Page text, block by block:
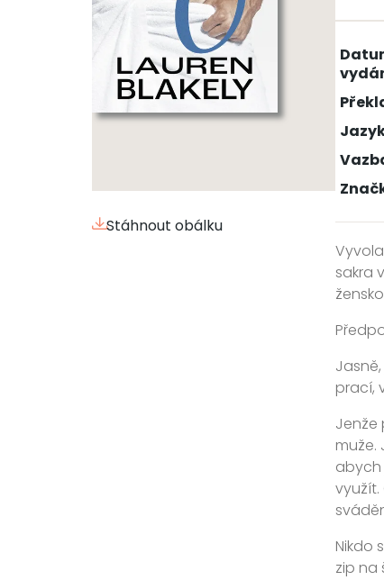
Stáhnout obálku
sakra
prací,
Jenže
muže.
abych
využít.
Nikdo
zip na